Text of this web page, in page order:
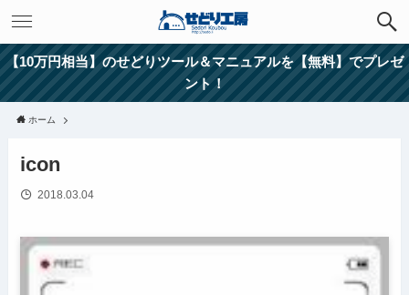
【10万円相当】のせどりツール＆マニュアルを【無料】でプレゼ
ント！
ホーム
icon
2018.03.04